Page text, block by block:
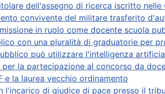
dell'assegno di ricerca iscritto nelle
convivente del militare trasferito
in ruolo come docente scuola
con una pluralità di graduatorie per
può utilizzare l'intelligenza
la partecipazione al concorso da
e la laurea vecchio ordinamento
l'incarico di giudice di pace presso il